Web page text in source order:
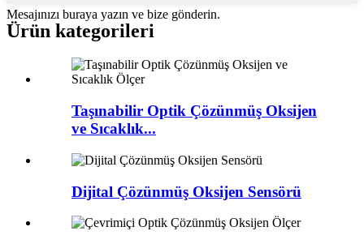
Mesajınızı buraya yazın ve bize gönderin.
Ürün kategorileri
Taşınabilir Optik Çözünmüş Oksijen
ve Sıcaklık...
Dijital Çözünmüş Oksijen Sensörü